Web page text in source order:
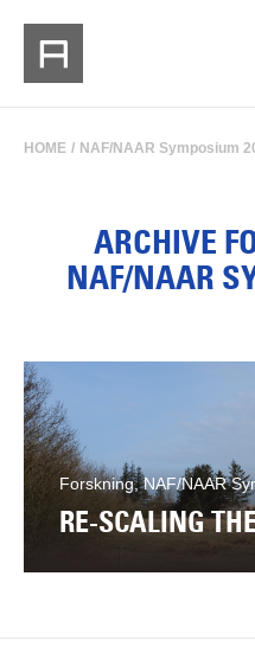
HOME / NAF/NAAR Symposium
ARCHIVE
NAF/NAAR
Forskning, NAF/NAAR
RE-SCALING